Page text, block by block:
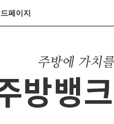
페이지